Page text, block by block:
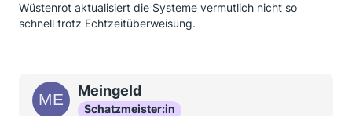
Wüstenrot aktualisiert die Systeme vermutlich nicht so
schnell trotz Echtzeitüberweisung.
Meingeld
Schatzmeister:in